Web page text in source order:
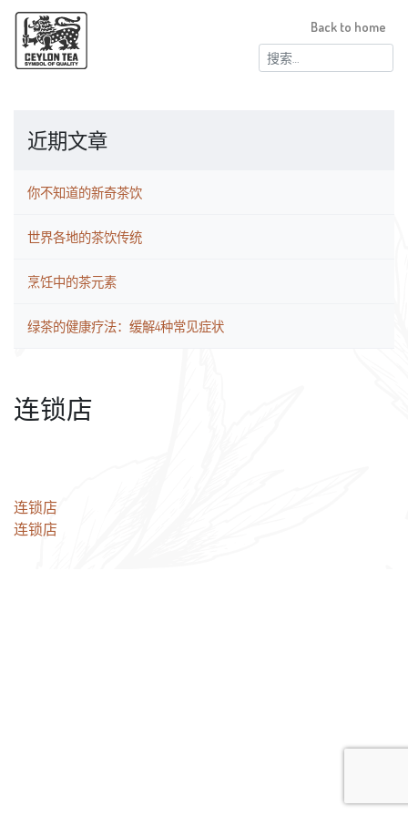
搜
索：
Back to home
近期文章
你不知道的新奇茶饮
世界各地的茶饮传统
烹饪中的茶元素
绿茶的健康疗法：缓解4种常见症状
连锁店
文
章
连锁店
连锁店